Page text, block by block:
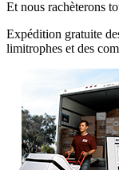
Et nous rachèterons
Expédition gratuite
limitrophes et des